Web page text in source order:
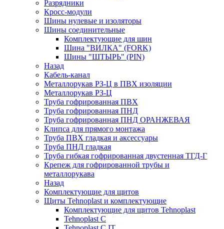
Разрядники
Кросс-модули
Шины нулевые и изоляторы
Шины соединительные
Комплектующие для шин
Шина "ВИЛКА" (FORK)
Шины "ШТЫРЬ" (PIN)
Назад
Кабель-канал
Металлорукав РЗ-Ц в ПВХ изоляции
Металлорукав РЗ-Ц
Труба гофрированная ПВХ
Труба гофрированная ПНД
Труба гофрированная ПНД ОРАНЖЕВАЯ
Клипса для прямого монтажа
Труба ПВХ гладкая и аксессуары
Труба ПНД гладкая
Труба гибкая гофрированная двустенная ТГД-Г
Крепеж для гофрированной трубы и
металлорукава
Назад
Комплектующие для щитов
Щиты Tehnoplast и комплектующие
Комплектующие для щитов Tehnoplast
Tehnoplast C